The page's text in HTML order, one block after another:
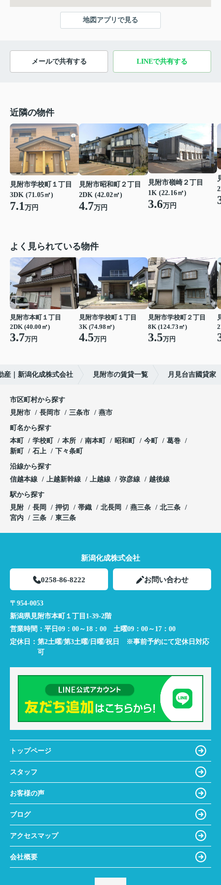
地図アプリで見る
メールで共有する LINEで共有する
近隣の物件
見附市学校町１丁目
3DK (71.05㎡)
7.1万円
見附市昭和町２丁目
2DK (42.02㎡)
4.7万円
見附市嶺崎２丁目
1K (22.16㎡)
3.6万円
よく見られている物件
見附市本町１丁目
2DK (40.00㎡)
3.7万円
見附市学校町１丁目
3K (74.98㎡)
4.5万円
見附市学校町２丁目
8K (124.73㎡)
3.5万円
産｜新潟化成株式会社 見附市の賃貸一覧 月見台吉國貸家
市区町村から探す
見附市
長岡市 三条市 燕市
町名から探す
本町
学校町 本所 南本町 昭和町 今町
葛巻
新町
石上 下々条町
沿線から探す
信越本線
上越新幹線 上越線 弥彦線 越後線
駅から探す
見附
長岡 押切 帯織 北長岡 燕三条
北三条
宮内
三条 東三条
新潟化成株式会社
0258-86-8222 お問い合わせ
〒954-0053
新潟県見附市本町１丁目1-39-2階
営業時間： 平日09：00～18：00 土曜09：00～17：00
定休日： 第2土曜/第3土曜/日曜/祝日 ※事前予約にて定休日対応
可
トップページ
スタッフ
お客様の声
ブログ
アクセスマップ
会社概要